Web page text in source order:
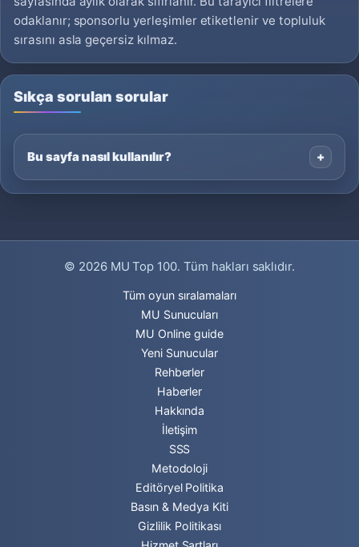
odaklanır; sponsorlu yerleşimler etiketlenir ve topluluk
sırasını asla geçersiz kılmaz.
Sıkça sorulan sorular
Bu sayfa nasıl kullanılır?
© 2026 MU Top 100. Tüm hakları saklıdır.
Tüm oyun sıralamaları
MU Sunucuları
MU Online guide
Yeni Sunucular
Rehberler
Haberler
Hakkında
İletişim
SSS
Metodoloji
Editöryel Politika
Basın & Medya Kiti
Gizlilik Politikası